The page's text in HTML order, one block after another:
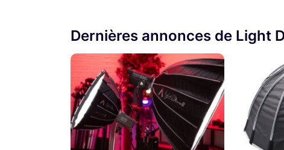
Dernières annonces de Light